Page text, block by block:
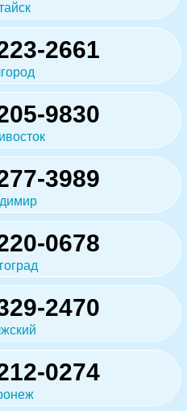
2661
9830
3989
0678
2470
0274